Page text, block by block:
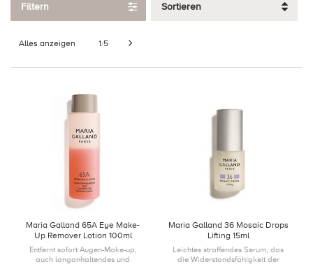
Filtern Sortieren
Alles anzeigen 1/5
Maria Galland 65A Eye Make-
Up Remover Lotion 100ml
Entfernt sofort Augen-Make-up,
auch langanhaltendes und
Maria Galland 36 Mosaic Drops
Lifting 15ml
Leichtes straffendes Serum, das
die Widerstandsfähigkeit der